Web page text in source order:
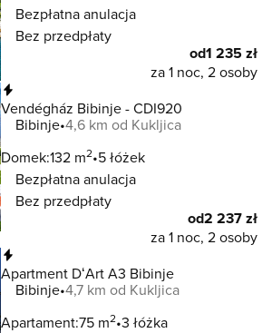
Bezpłatna anulacja
Bez przedpłaty
od1 235 zł
za 1 noc, 2 osoby
Vendégház Bibinje - CDI920
Bibinje 4,6 km od Kukljica
Domek:132 m2 5 łóżek
Bezpłatna anulacja
Bez przedpłaty
od2 237 zł
za 1 noc, 2 osoby
Apartment DʻArt A3 Bibinje
Bibinje 4,7 km od Kukljica
Apartament:75 m2 3 łóżka